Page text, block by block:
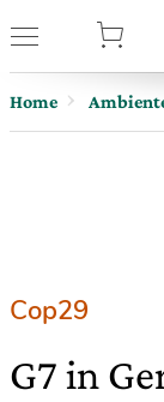
Home
Cop29
G7 in